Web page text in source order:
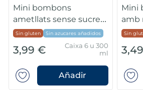
Mini bombons
ametllats sense sucres
afegits
Sin gluten Sin azucares añadidos
3,99 €
Caixa 6 u 300
ml
Añadir
Mini
amb
Sin